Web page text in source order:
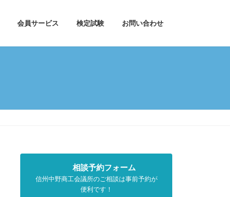
会員サービス 検定試験 お問い合わせ
相談予約フォーム
信州中野商工会議所のご相談は事前予約が
便利です！